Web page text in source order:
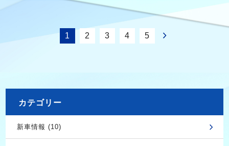
1 2 3 4 5
カテゴリー
新車情報 (10)